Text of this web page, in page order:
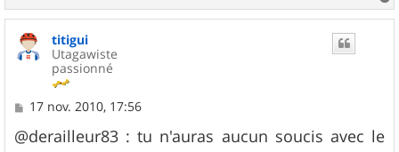
a
u
titigui
Utagawiste
passionné
M
s
s
17 nov. 2010, 17:56
@derailleur83 : tu n'auras aucun soucis avec le